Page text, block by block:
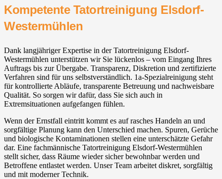
Kompetente Tatortreinigung Elsdorf-
Westermühlen
Dank langjähriger Expertise in der Tatortreinigung Elsdorf-
Westermühlen unterstützen wir Sie lückenlos – vom Eingang Ihres
Auftrags bis zur Übergabe. Transparenz, Diskretion und zertifizierte
Verfahren sind für uns selbstverständlich. 1a-Spezialreinigung steht
für kontrollierte Abläufe, transparente Betreuung und nachweisbare
Qualität. So sorgen wir dafür, dass Sie sich auch in
Extremsituationen aufgefangen fühlen.
Wenn der Ernstfall eintritt kommt es auf rasches Handeln an und
sorgfältige Planung kann den Unterschied machen. Spuren, Gerüche
und biologische Kontaminationen stellen eine unterschätzte Gefahr
dar. Eine fachmännische Tatortreinigung Elsdorf-Westermühlen
stellt sicher, dass Räume wieder sicher bewohnbar werden und
Betroffene entlastet werden. Unser Team arbeitet diskret, sorgfältig
und mit moderner Technik.